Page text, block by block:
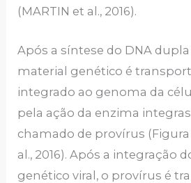
(MARTIN et al., 2016).
Após a síntese do DNA dupla
material genético é
integrado ao genoma da
pela ação da enzima
chamado de provírus (Figura
al., 2016). Após a integração
genético viral, o provírus é